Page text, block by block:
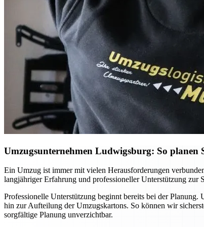
Umzugsunternehmen Ludwigsburg: So planen
Ein Umzug ist immer mit vielen Herausforderungen
langjähriger Erfahrung und professioneller Unterstützung zur
Professionelle Unterstützung beginnt bereits bei der
hin zur Aufteilung der Umzugskartons. So können wir
sorgfältige Planung unverzichtbar.